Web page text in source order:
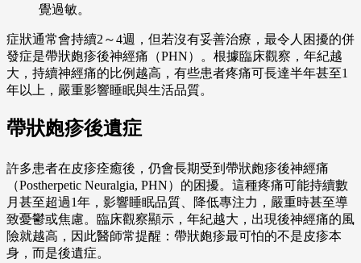
覺過敏。
症狀通常會持續2～4週，但若沒有妥善治療，最令人困擾的併
發症是帶狀皰疹後神經痛（PHN）。根據臨床觀察，年紀越
大，持續神經痛的比例越高，有些患者疼痛可長達半年甚至1
年以上，嚴重影響睡眠與生活品質。
帶狀皰疹後遺症
許多患者在皮疹痊癒後，仍會長期受到帶狀皰疹後神經痛
（Postherpetic Neuralgia, PHN）的困擾。這種疼痛可能持續數
月甚至超過1年，影響睡眠品質、降低專注力，嚴重時甚至導
致憂鬱或焦慮。臨床觀察顯示，年紀越大，出現後神經痛的風
險就越高，因此醫師常提醒：帶狀皰疹最可怕的不是皮疹本
身，而是後遺症。